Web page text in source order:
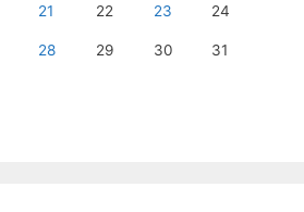
21 22 23 24
28 29 30 31